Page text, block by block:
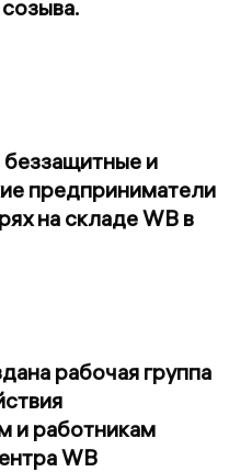
и
предприниматели
на складе WB в
рабочая группа
и работникам
WB